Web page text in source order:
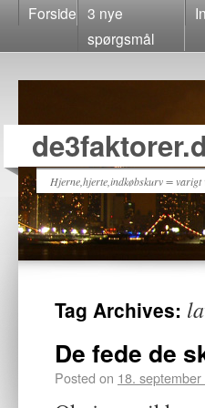
Forside 3 nye
spørgsmål
Hjerne,hjerte,indkøbskurv = varigt
Tag Archives:
De fede de
Posted on 18.